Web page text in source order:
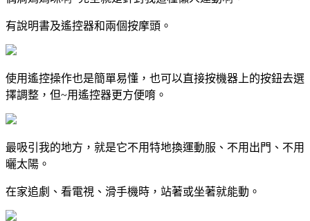
有說明書及遙控器和兩個按摩頭。
使用遙控操作也是簡單易懂，也可以直接按機器上的按鈕去選
擇調整，但~用遙控器更方便唷。
最吸引我的地方，就是它不用特地換運動服、不用出門、不用
曬太陽。
在家追劇、看電視、滑手機時，站著或坐著就能動。